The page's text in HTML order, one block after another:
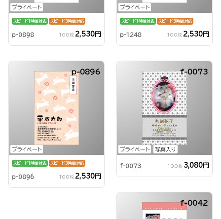
プライベート
スピード1時間対応 スピード3時間対応
p-0898 100枚 2,530円
プライベート
スピード1時間対応 スピード3時間対応
p-1248 100枚 2,530円
プライベート
p-0896
スピード1時間対応 スピード3時間対応
p-0896 100枚 2,530円
プライベート 写真入り
f-0073
f-0073 100枚 3,080円
f-0042